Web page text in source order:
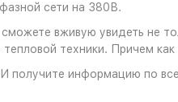
сети на 380В.
вживую увидеть не
техники. Причем
информацию по